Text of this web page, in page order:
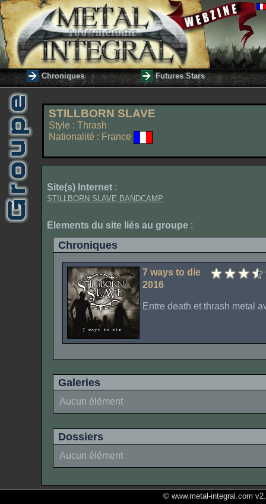
Chroniques Futures Stars
STILLBORN SLAVE
Style : Thrash
Nationalité : France
Site(s) Internet :
STILLBORN SLAVE BANDCAMP
Elements du site liés au groupe :
Chroniques
7 ways to die
2016
Entre death et thrash metal
Galeries
Aucun élément
Dossiers
Aucun élément
© www.metal-integral.com